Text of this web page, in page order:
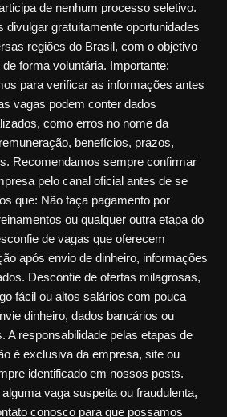
de nenhum processo seletivo.
divulgar gratuitamente oportunidades
regiões do Brasil, com o objetivo
forma voluntária. Importante:
para verificar as informações antes
vagas podem conter dados
como erros no nome da
benefícios, prazos,
Recomendamos sempre confirmar
pelo canal oficial antes de se
que: Não faça pagamento por
ou qualquer outra etapa do
de vagas que oferecem
após envio de dinheiro, informações
Desconfie de ofertas milagrosas,
fácil ou altos salários com pouca
dinheiro, dados bancários ou
A responsabilidade pelas etapas de
é exclusiva da empresa, site ou
identificado em nossos posts.
vaga suspeita ou fraudulenta,
conosco para que possamos